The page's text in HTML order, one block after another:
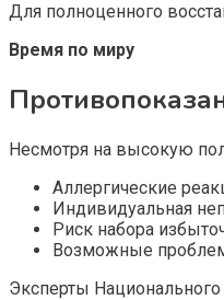
Для полноценного
Время по миру
Несмотря на высокую
Аллергические
Индивидуальная
Риск набора
Возможные
Эксперты